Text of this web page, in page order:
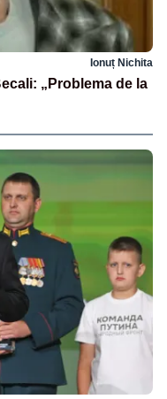
Ionuț Nichita
„Problema de la